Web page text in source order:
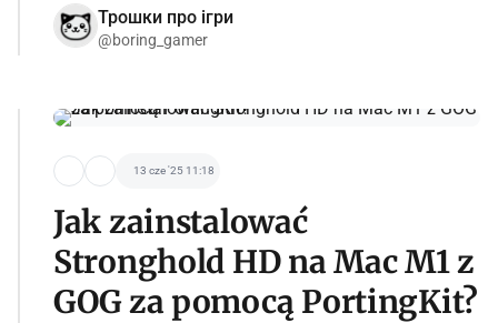
Трошки про ігри
@boring_gamer
13 cze '25 11:18
Jak zainstalować
Stronghold HD na Mac M1 z
GOG za pomocą PortingKit?